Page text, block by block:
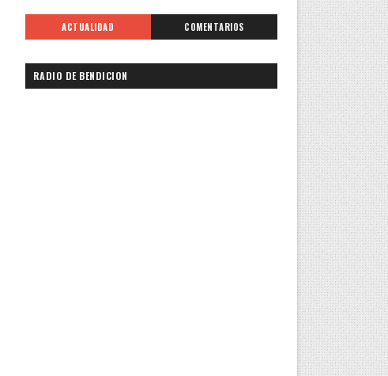
ACTUALIDAD COMENTARIOS
RADIO DE BENDICION